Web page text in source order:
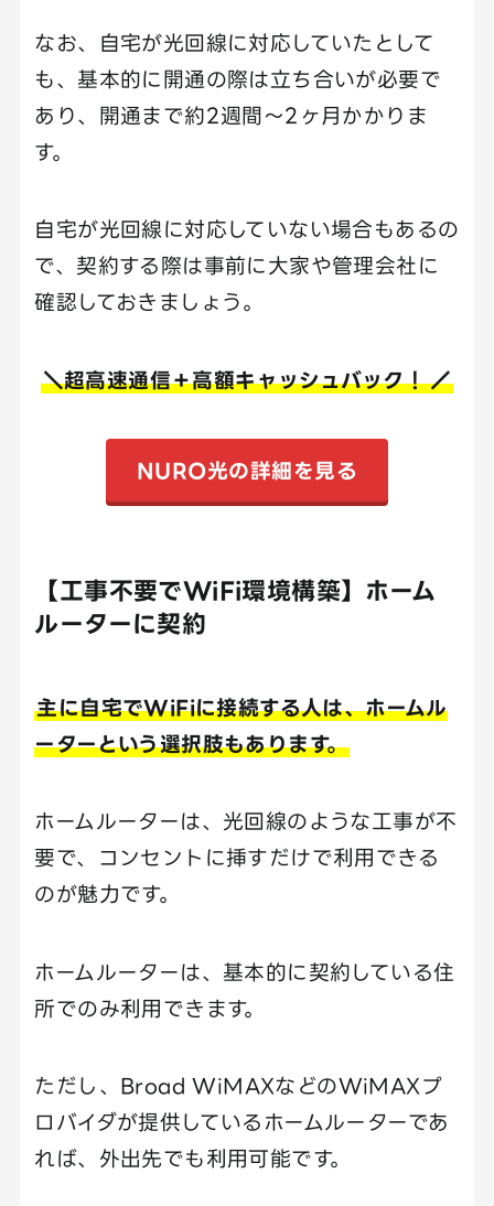
なお、自宅が光回線に対応していたとして
も、基本的に開通の際は立ち合いが必要で
あり、開通まで約2週間〜2ヶ月かかりま
す。
自宅が光回線に対応していない場合もあるの
で、契約する際は事前に大家や管理会社に
確認しておきましょう。
＼超高速通信＋高額キャッシュバック！／
NURO光の詳細を見る
【工事不要でWiFi環境構築】ホーム
ルーターに契約
主に自宅でWiFiに接続する人は、ホームル
ーターという選択肢もあります。
ホームルーターは、光回線のような工事が不
要で、コンセントに挿すだけで利用できる
のが魅力です。
ホームルーターは、基本的に契約している住
所でのみ利用できます。
ただし、Broad WiMAXなどのWiMAXプ
ロバイダが提供しているホームルーターであ
れば、外出先でも利用可能です。